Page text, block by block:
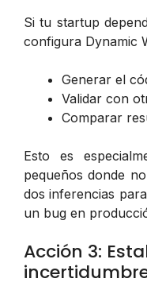
Si tu startup
configura Dynamic
Generar el
Validar con
Comparar
Esto es
pequeños donde
dos inferencias
un bug en
Acción 3: